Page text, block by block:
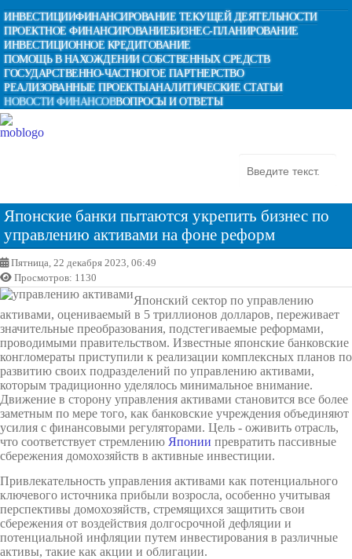
ИНВЕСТИЦИИФИНАНСИРОВАНИЕ ТЕКУЩЕЙ ДЕЯТЕЛЬНОСТИ
ПРОЕКТНОЕ ФИНАНСИРОВАНИЕБИЗНЕС-ПЛАНИРОВАНИЕ
ИНВЕСТИЦИОННОЕ КРЕДИТОВАНИЕ
ПОМОЩЬ В НАХОЖДЕНИИ СОБСТВЕННЫХ СРЕДСТВ
ГОСУДАРСТВЕННО-ЧАСТНОГОЕ ПАРТНЕРСТВО
РЕАЛИЗОВАННЫЕ ПРОЕКТЫАНАЛИТИЧЕСКИЕ СТАТЬИ
НОВОСТИ ФИНАНСОВВОПРОСЫ И ОТВЕТЫ
Японские банки пытаются укрепить бизнес по
управлению активами на фоне реформ
Пятница, 22 декабря 2023, 06:49
Просмотров: 1130
Японский сектор по управлению
активами, оцениваемый в 5 триллионов долларов, переживает
значительные преобразования, подстегиваемые реформами,
проводимыми правительством. Известные японские банковские
конгломераты приступили к реализации комплексных планов по
развитию своих подразделений по управлению активами,
которым традиционно уделялось минимальное внимание.
Движение в сторону управления активами становится все более
заметным по мере того, как банковские учреждения объединяют
усилия с финансовыми регуляторами. Цель - оживить отрасль,
что соответствует стремлению Японии превратить пассивные
сбережения домохозяйств в активные инвестиции.
Привлекательность управления активами как потенциального
ключевого источника прибыли возросла, особенно учитывая
перспективы домохозяйств, стремящихся защитить свои
сбережения от воздействия долгосрочной дефляции и
потенциальной инфляции путем инвестирования в различные
активы, такие как акции и облигации.